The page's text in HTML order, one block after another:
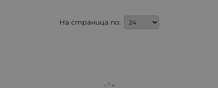
На страница по: